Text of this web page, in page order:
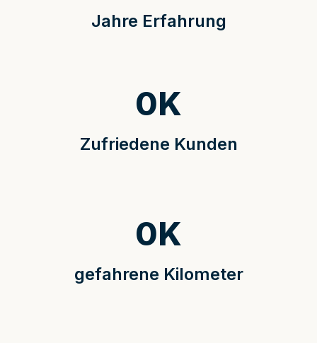
Jahre Erfahrung
Zufriedene Kunden
0K
gefahrene Kilometer
0K